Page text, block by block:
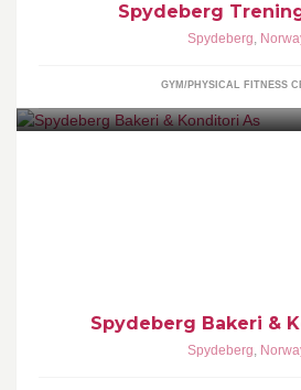
Spydeberg
Spydeberg,
GYM/PHYSICAL FITNESS
Spydeberg Bakeri &
Spydeberg,